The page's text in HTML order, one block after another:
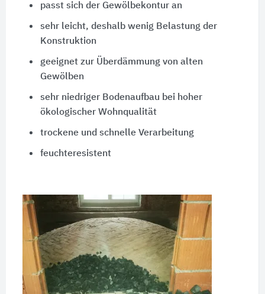
passt sich der Gewölbekontur an
sehr leicht, deshalb wenig Belastung der
Konstruktion
geeignet zur Überdämmung von alten
Gewölben
sehr niedriger Bodenaufbau bei hoher
ökologischer Wohnqualität
trockene und schnelle Verarbeitung
feuchteresistent